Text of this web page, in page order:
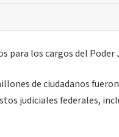
para los cargos del Poder
de ciudadanos fueron
judiciales federales,